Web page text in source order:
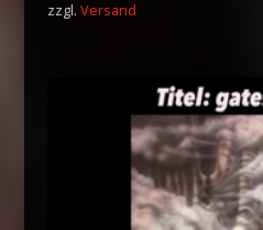
zzgl. Versand